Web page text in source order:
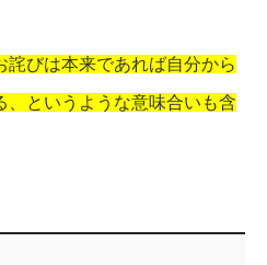
詫びは本来であれば自分から
、というような意味合いも含